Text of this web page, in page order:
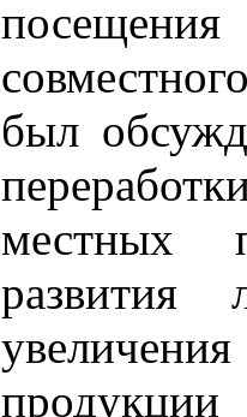
был
местных
развития